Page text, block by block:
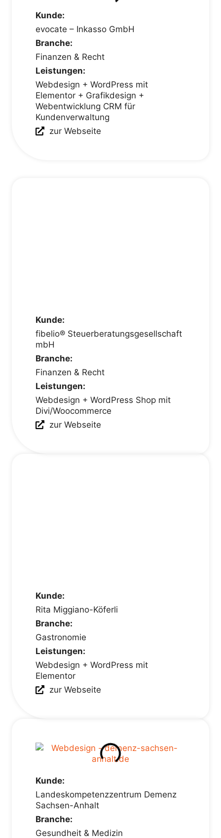
Kunde:
evocate – Inkasso GmbH
Branche:
Finanzen & Recht
Leistungen:
Webdesign + WordPress mit
Elementor + Grafikdesign +
Webentwicklung CRM für
Kundenverwaltung
zur Webseite
Kunde:
fibelio® Steuerberatungsgesellschaft
mbH
Branche:
Finanzen & Recht
Leistungen:
Webdesign + WordPress Shop mit
Divi/Woocommerce
zur Webseite
Kunde:
Rita Miggiano-Köferli
Branche:
Gastronomie
Leistungen:
Webdesign + WordPress mit
Elementor
zur Webseite
Kunde:
Landeskompetenzzentrum Demenz
Sachsen-Anhalt
Branche:
Gesundheit & Medizin